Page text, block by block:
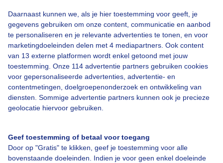
Daarnaast kunnen we, als je hier toestemming voor geeft, je
gegevens gebruiken om onze content, communicatie en aanbod
te personaliseren en je relevante advertenties te tonen, en voor
marketingdoeleinden delen met 4 mediapartners. Ook content
van 13 externe platformen wordt enkel getoond met jouw
toestemming. Onze 114 advertentie partners gebruiken cookies
voor gepersonaliseerde advertenties, advertentie- en
contentmetingen, doelgroepenonderzoek en ontwikkeling van
diensten. Sommige advertentie partners kunnen ook je precieze
geolocatie hiervoor gebruiken.
Geef toestemming of betaal voor toegang
Door op "Gratis" te klikken, geef je toestemming voor alle
bovenstaande doeleinden. Indien je voor geen enkel doeleinde
Een moment geduld aub...
Over Buienradar